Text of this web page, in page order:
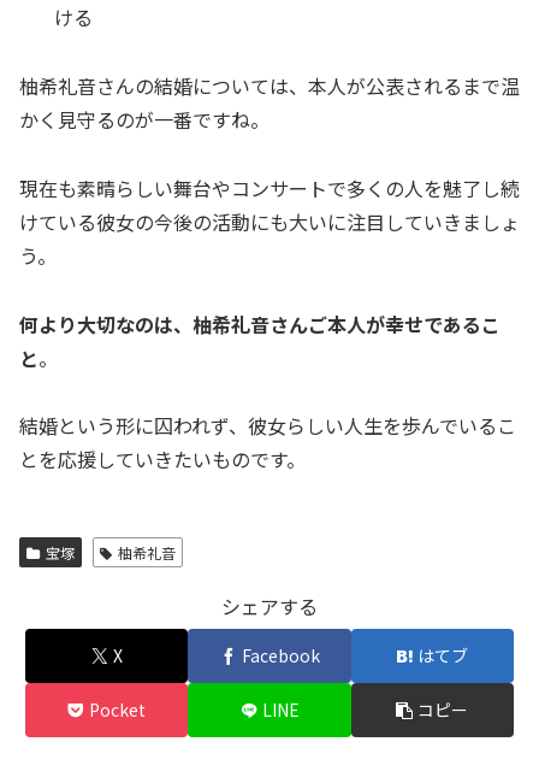
ける
柚希礼音さんの結婚については、本人が公表されるまで温
かく見守るのが一番ですね。
現在も素晴らしい舞台やコンサートで多くの人を魅了し続
けている彼女の今後の活動にも大いに注目していきましょ
う。
何より大切なのは、柚希礼音さんご本人が幸せであるこ
と。
結婚という形に囚われず、彼女らしい人生を歩んでいるこ
とを応援していきたいものです。
宝塚 柚希礼音
シェアする
X Facebook はてブ
Pocket LINE コピー